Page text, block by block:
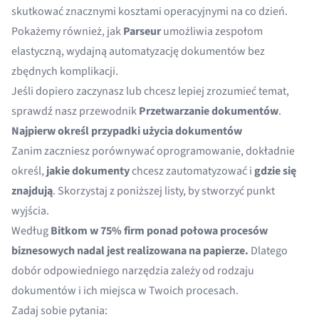
skutkować znacznymi kosztami operacyjnymi na co dzień.
Pokażemy również, jakParseurumożliwia zespołom
elastyczną, wydajną automatyzację dokumentów bez
zbędnych komplikacji.
Jeśli dopiero zaczynasz lub chcesz lepiej zrozumieć temat,
sprawdź nasz przewodnikPrzetwarzanie dokumentów.
Najpierw określ przypadki użycia dokumentów
Zanim zaczniesz porównywać oprogramowanie, dokładnie
określ, jakie dokumentychcesz zautomatyzować igdzie się
znajdują. Skorzystaj z poniższej listy, by stworzyć punkt
wyjścia.
WedługBitkomw 75% firm ponad połowa procesów
biznesowych nadal jest realizowana na papierze. Dlatego
dobór odpowiedniego narzędzia zależy od rodzaju
dokumentów i ich miejsca w Twoich procesach.
Zadaj sobie pytania: